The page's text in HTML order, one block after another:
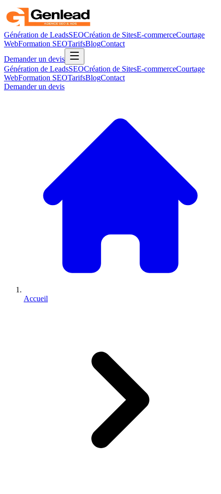
Génération de LeadsSEOCréation de SitesE-commerceCourtage
WebFormation SEOTarifsBlogContact
Demander un devis
Génération de LeadsSEOCréation de SitesE-commerceCourtage
WebFormation SEOTarifsBlogContact
Demander un devis
Accueil